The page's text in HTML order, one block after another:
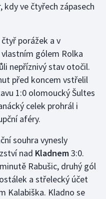
kdy ve čtyřech zápasech
porážek a v
gólem Rolka
nepříznivý stav otočil.
před koncem vstřelil
1:0 olomoucký Šultes
celek prohrál i
aféry.
souhra vynesly
nad Kladnem3:0.
Rabušic, druhý gól
a střelecký účet
Kalabiška. Kladno se